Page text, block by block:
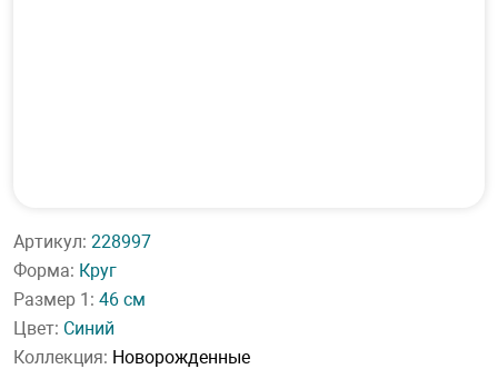
Артикул: 228997
Форма: Круг
Размер 1: 46 см
Цвет: Синий
Коллекция: Новорожденные